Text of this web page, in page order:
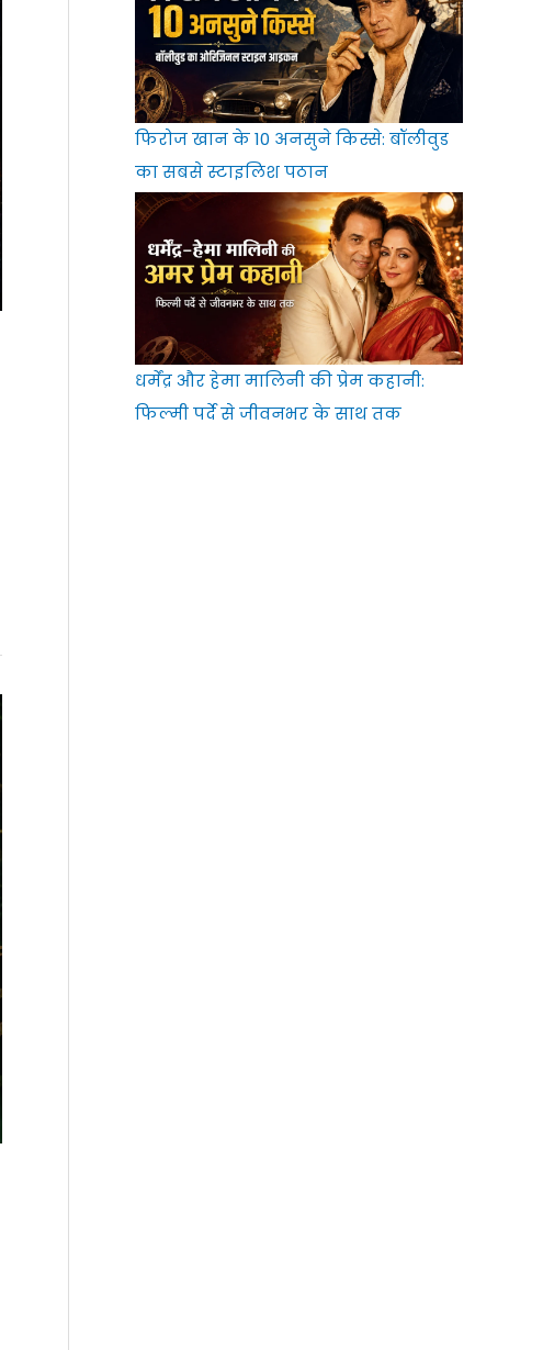
फिरोज खान के 10 अनसुने किस्से: बॉलीवुड
का सबसे स्टाइलिश पठान
धर्मेंद्र और हेमा मालिनी की प्रेम कहानी:
फिल्मी पर्दे से जीवनभर के साथ तक